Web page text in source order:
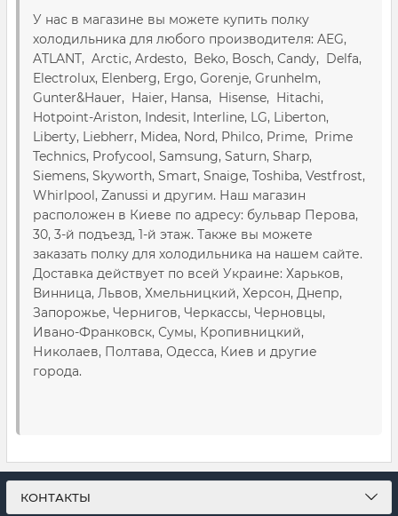
У нас в магазине вы можете купить полку
холодильника для любого производителя: AEG,
ATLANT, Arctic, Ardesto, Beko, Bosch, Candy, Delfa,
Electrolux, Elenberg, Ergo, Gorenje, Grunhelm,
Gunter&Hauer, Haier, Hansa, Hisense, Hitachi,
Hotpoint-Ariston, Indesit, Interline, LG, Liberton,
Liberty, Liebherr, Midea, Nord, Philco, Prime, Prime
Technics, Profycool, Samsung, Saturn, Sharp,
Siemens, Skyworth, Smart, Snaige, Toshiba, Vestfrost,
Whirlpool, Zanussi и другим. Наш магазин
расположен в Киеве по адресу: бульвар Перова,
30, 3-й подъезд, 1-й этаж. Также вы можете
заказать полку для холодильника на нашем сайте.
Доставка действует по всей Украине: Харьков,
Винница, Львов, Хмельницкий, Херсон, Днепр,
Запорожье, Чернигов, Черкассы, Черновцы,
Ивано-Франковск, Сумы, Кропивницкий,
Николаев, Полтава, Одесса, Киев и другие
города.
КОНТАКТЫ